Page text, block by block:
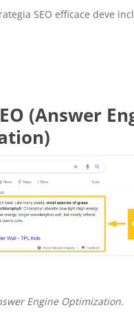
SEO efficace deve
(Answer
Engine Optimization.